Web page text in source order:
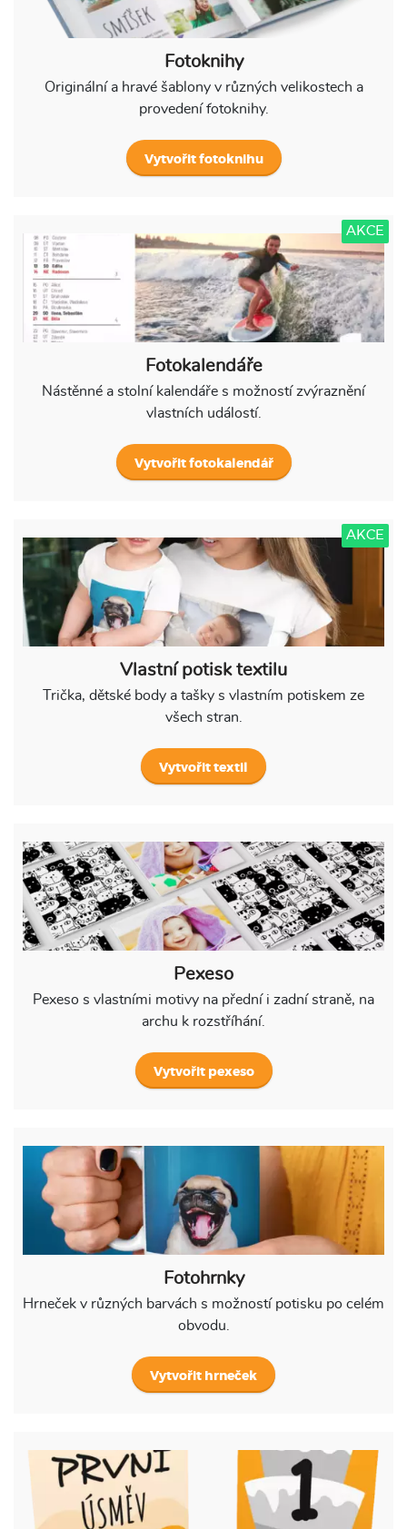
Fotoknihy
Originální a hravé šablony v různých velikostech a
provedení fotoknihy.
Vytvořit fotoknihu
AKCE
Fotokalendáře
Nástěnné a stolní kalendáře s možností zvýraznění
vlastních událostí.
Vytvořit fotokalendář
AKCE
Vlastní potisk textilu
Trička, dětské body a tašky s vlastním potiskem ze
všech stran.
Vytvořit textil
Pexeso
Pexeso s vlastními motivy na přední i zadní straně, na
archu k rozstříhání.
Vytvořit pexeso
Fotohrnky
Hrneček v různých barvách s možností potisku po celém
obvodu.
Vytvořit hrneček